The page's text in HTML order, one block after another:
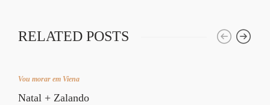
RELATED POSTS
Vou morar em Viena
Natal + Zalando